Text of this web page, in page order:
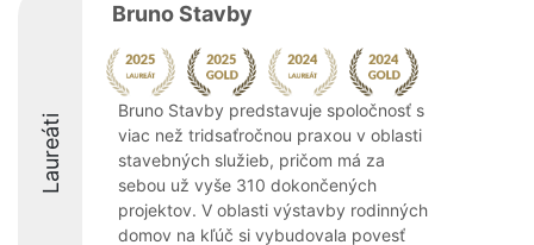
Laureáti
Bruno Stavby
Bruno Stavby predstavuje spoločnosť s
viac než tridsaťročnou praxou v oblasti
stavebných služieb, pričom má za
sebou už vyše 310 dokončených
projektov. V oblasti výstavby rodinných
domov na kľúč si vybudovala povesť